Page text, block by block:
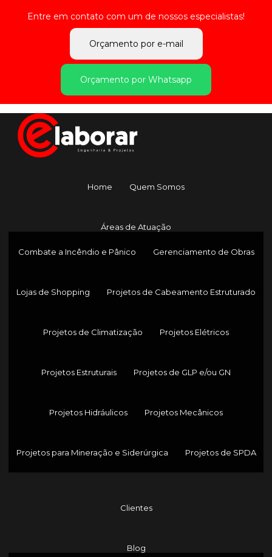
Entre em contato com um de nossos especialistas!
Orçamento por e-mail
Orçamento por Whatsapp
Home Quem Somos
Áreas de Atuação
Combate a Incêndio e Pânico Gerenciamento de Obras
Lojas de Shopping Projetos de Cabeamento Estruturado
Projetos de Climatização Projetos Elétricos
Projetos Estruturais Projetos de GLP e/ou GN
Projetos Hidráulicos Projetos Mecânicos
Projetos para Mineração e Siderúrgica Projetos de SPDA
Clientes
Blog